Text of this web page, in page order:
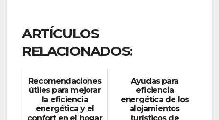
ARTÍCULOS
RELACIONADOS:
Recomendaciones
útiles para mejorar
la eficiencia
energética y el
confort en el hogar
Ayudas para
eficiencia
energética de los
alojamientos
turísticos de